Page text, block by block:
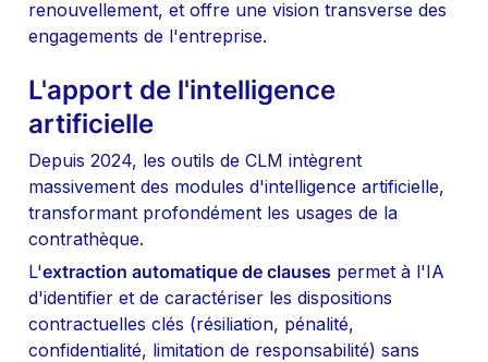
renouvellement, et offre une vision transverse des
engagements de l'entreprise.
L'apport de l'intelligence
artificielle
Depuis 2024, les outils de CLM intègrent
massivement des modules d'intelligence artificielle,
transformant profondément les usages de la
contrathèque.
L'extraction automatique de clauses permet à l'IA
d'identifier et de caractériser les dispositions
contractuelles clés (résiliation, pénalité,
confidentialité, limitation de responsabilité) sans